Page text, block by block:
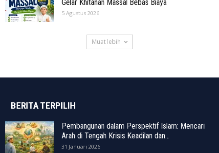
Gelar Khitanan Massal Bebas Biaya
5 Agustus 2026
Muat lebih
BERITA TERPILIH
Pembangunan dalam Perspektif Islam: Mencari
Arah di Tengah Krisis Keadilan dan...
31 Januari 2026